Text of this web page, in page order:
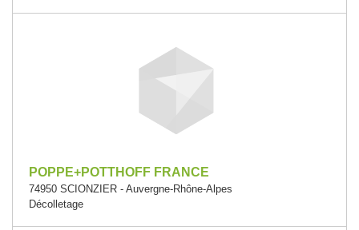
POPPE+POTTHOFF FRANCE
74950 SCIONZIER - Auvergne-Rhône-Alpes
Décolletage